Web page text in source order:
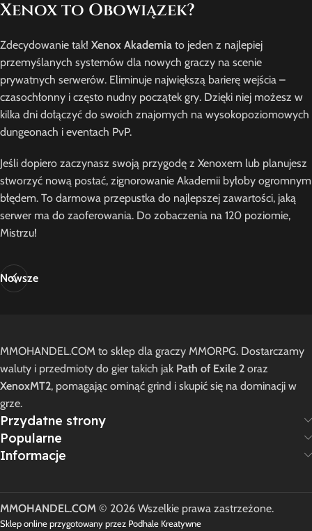
Xenox to Obowiązek?
Zdecydowanie tak! Xenox Akademia to jeden z najlepiej
przemyślanych systemów dla nowych graczy na scenie
prywatnych serwerów. Eliminuje największą barierę wejścia –
czasochłonny i często nudny początek gry. Dzięki niej możesz w
kilka dni dołączyć do swoich znajomych na wysokopoziomowych
dungeonach i eventach PvP.
Jeśli dopiero zaczynasz swoją przygodę z Xenoxem lub planujesz
stworzyć nową postać, zignorowanie Akademii byłoby ogromnym
błędem. To darmowa przepustka do najlepszej zawartości, jaką
serwer ma do zaoferowania. Do zobaczenia na 120 poziomie,
Mistrzu!
Nowsze
MMOHANDEL.COM to sklep dla graczy MMORPG. Dostarczamy
waluty i przedmioty do gier takich jak Path of Exile 2 oraz
XenoxMT2, pomagając ominąć grind i skupić się na dominacji w
grze.
Przydatne strony
Popularne
Informacje
MMOHANDEL.COM © 2026 Wszelkie prawa zastrzeżone.
Sklep online przygotowany przez Podhale Kreatywne